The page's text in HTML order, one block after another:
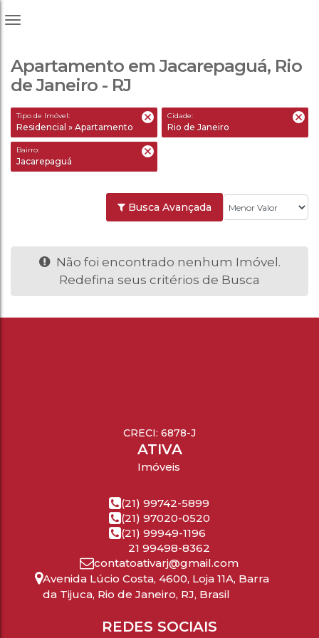
Apartamento em Jacarepaguá, Rio
de Janeiro - RJ
Tipo de Imóvel:
Residencial » Apartamento
Cidade:
Rio de Janeiro
Bairro:
Jacarepaguá
Busca Avançada
Não foi encontrado nenhum Imóvel.
Redefina seus critérios de Busca
CRECI: 6878-J
ATIVA
Imóveis
(21) 99742-5899
(21) 97020-0520
(21) 99949-1196
21 99498-8362
contatoativarj@gmail.com
Avenida Lúcio Costa, 4600, Loja 11A, Barra
da Tijuca, Rio de Janeiro, RJ, Brasil
REDES SOCIAIS